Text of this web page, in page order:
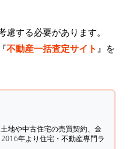
する必要があります。
不動産一括査定サイト 』を
地や中古住宅の売買契約、金
年より住宅・不動産専門ラ